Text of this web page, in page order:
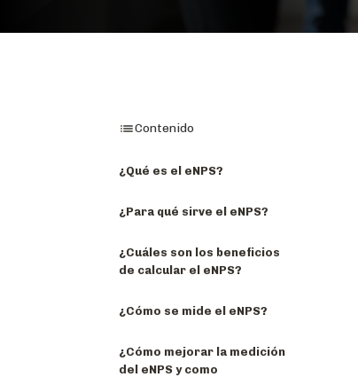
Contenido
¿Qué es el eNPS?
¿Para qué sirve el eNPS?
¿Cuáles son los beneficios
de calcular el eNPS?
¿Cómo se mide el eNPS?
¿Cómo mejorar la medición
del eNPS y como